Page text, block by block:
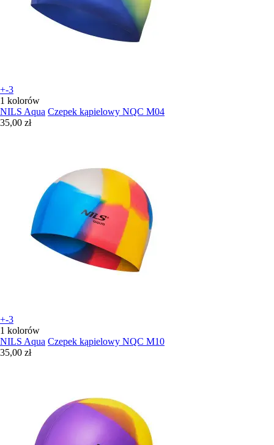
+-3
1 kolorów
NILS Aqua Czepek kąpielowy NQC M04
35,00 zł
+-3
1 kolorów
NILS Aqua Czepek kąpielowy NQC M10
35,00 zł